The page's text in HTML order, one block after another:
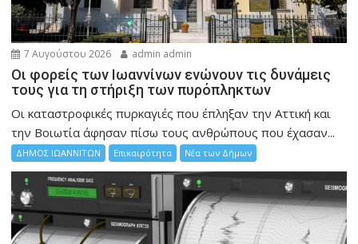
7 Αυγούστου 2026 admin admin
Οι φορείς των Ιωαννίνων ενώνουν τις δυνάμεις
τους για τη στήριξη των πυρόπληκτων
Οι καταστροφικές πυρκαγιές που έπληξαν την Αττική και
την Bοιωτία άφησαν πίσω τους ανθρώπους που έχασαν...
ΔΗΜΟΣ ΙΩΑΝΝΙΤΩΝ Επικαιρότητα Νέα των Δήμων